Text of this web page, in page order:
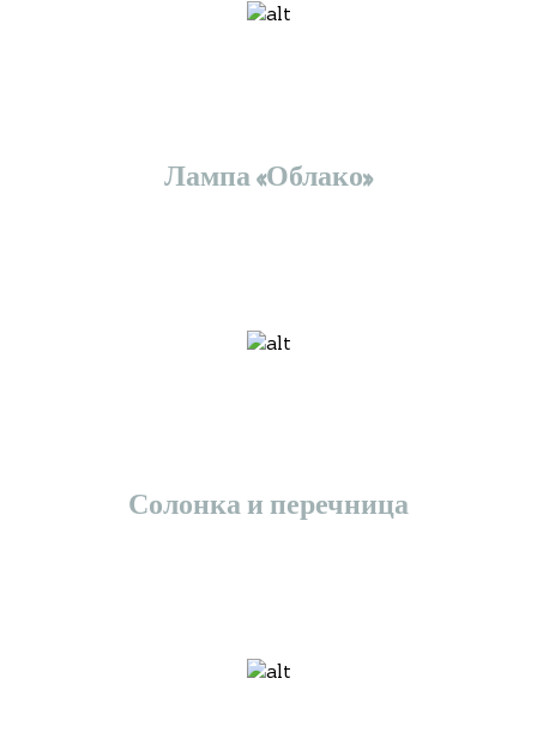
Лампа «Облако»
Солонка и перечница